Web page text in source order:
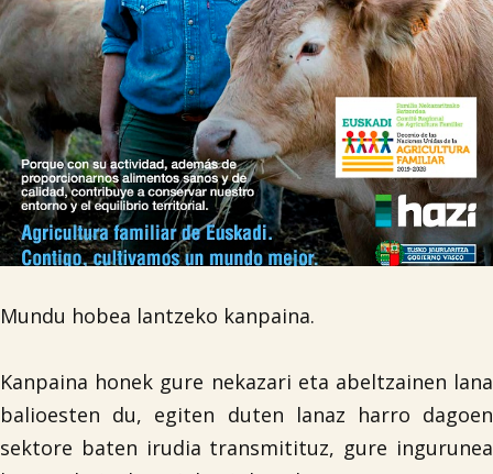
Mundu hobea lantzeko kanpaina.
Kanpaina honek gure nekazari eta abeltzainen lana
balioesten du, egiten duten lanaz harro dagoen
sektore baten irudia transmitituz, gure ingurunea